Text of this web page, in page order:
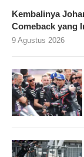
Kembalinya
Comeback yang
9 Agustus 2026